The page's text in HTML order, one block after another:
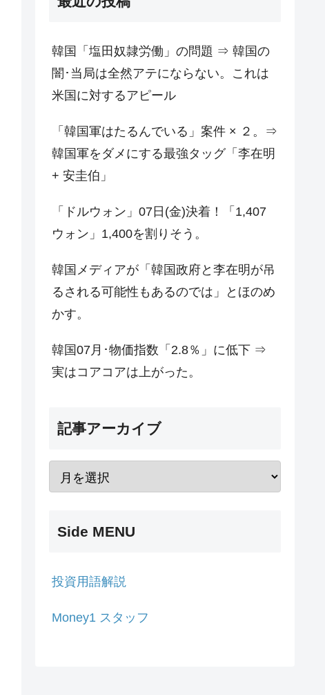
韓国「塩田奴隷労働」の問題 ⇒ 韓国の
闇･当局は全然アテにならない。これは
米国に対するアピール
「韓国軍はたるんでいる」案件 × ２。⇒
韓国軍をダメにする最強タッグ「李在明
+ 安圭伯」
「ドルウォン」07日(金)決着！「1,407
ウォン」1,400を割りそう。
韓国メディアが「韓国政府と李在明が吊
るされる可能性もあるのでは」とほのめ
かす。
韓国07月･物価指数「2.8％」に低下 ⇒
実はコアコアは上がった。
記事アーカイブ
Side MENU
投資用語解説
Money1 スタッフ